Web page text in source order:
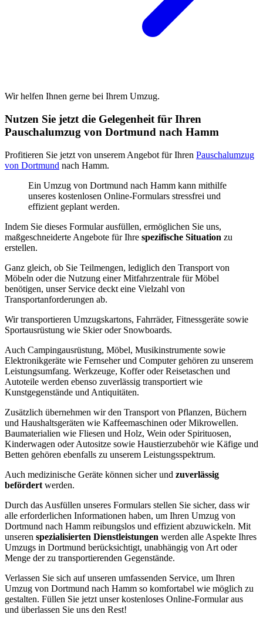
Wir helfen Ihnen gerne bei Ihrem Umzug.
Nutzen Sie jetzt die Gelegenheit für Ihren
Pauschalumzug von Dortmund nach Hamm
Profitieren Sie jetzt von unserem Angebot für Ihren Pauschalumzug
von Dortmund nach Hamm.
Ein Umzug von Dortmund nach Hamm kann mithilfe
unseres kostenlosen Online-Formulars stressfrei und
effizient geplant werden.
Indem Sie dieses Formular ausfüllen, ermöglichen Sie uns,
maßgeschneiderte Angebote für Ihre spezifische Situation zu
erstellen.
Ganz gleich, ob Sie Teilmengen, lediglich den Transport von
Möbeln oder die Nutzung einer Mitfahrzentrale für Möbel
benötigen, unser Service deckt eine Vielzahl von
Transportanforderungen ab.
Wir transportieren Umzugskartons, Fahrräder, Fitnessgeräte sowie
Sportausrüstung wie Skier oder Snowboards.
Auch Campingausrüstung, Möbel, Musikinstrumente sowie
Elektronikgeräte wie Fernseher und Computer gehören zu unserem
Leistungsumfang. Werkzeuge, Koffer oder Reisetaschen und
Autoteile werden ebenso zuverlässig transportiert wie
Kunstgegenstände und Antiquitäten.
Zusätzlich übernehmen wir den Transport von Pflanzen, Büchern
und Haushaltsgeräten wie Kaffeemaschinen oder Mikrowellen.
Baumaterialien wie Fliesen und Holz, Wein oder Spirituosen,
Kinderwagen oder Autositze sowie Haustierzubehör wie Käfige und
Betten gehören ebenfalls zu unserem Leistungsspektrum.
Auch medizinische Geräte können sicher und zuverlässig
befördert werden.
Durch das Ausfüllen unseres Formulars stellen Sie sicher, dass wir
alle erforderlichen Informationen haben, um Ihren Umzug von
Dortmund nach Hamm reibungslos und effizient abzuwickeln. Mit
unseren spezialisierten Dienstleistungen werden alle Aspekte Ihres
Umzugs in Dortmund berücksichtigt, unabhängig von Art oder
Menge der zu transportierenden Gegenstände.
Verlassen Sie sich auf unseren umfassenden Service, um Ihren
Umzug von Dortmund nach Hamm so komfortabel wie möglich zu
gestalten. Füllen Sie jetzt unser kostenloses Online-Formular aus
und überlassen Sie uns den Rest!